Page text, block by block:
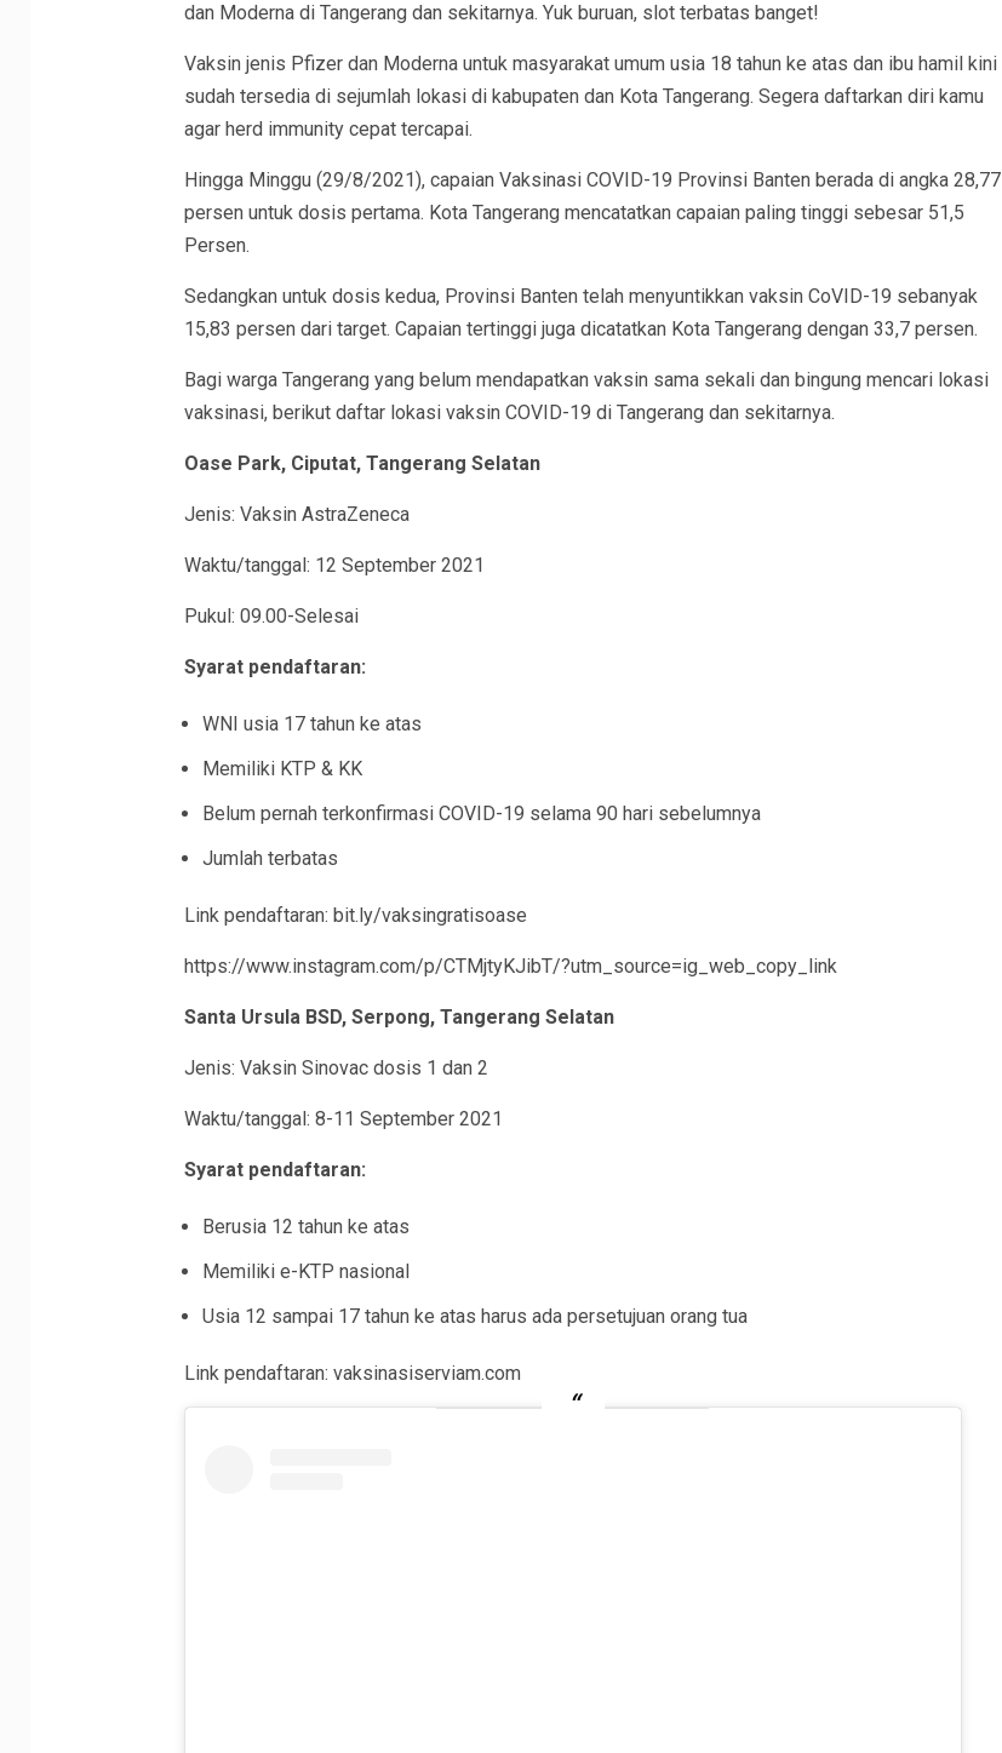
dan Moderna di Tangerang dan sekitarnya. Yuk buruan, slot terbatas banget!
Vaksin jenis Pfizer dan Moderna untuk masyarakat umum usia 18 tahun ke atas dan ibu hamil kini
sudah tersedia di sejumlah lokasi di kabupaten dan Kota Tangerang. Segera daftarkan diri kamu
agar herd immunity cepat tercapai.
Hingga Minggu (29/8/2021), capaian Vaksinasi COVID-19 Provinsi Banten berada di angka 28,77
persen untuk dosis pertama. Kota Tangerang mencatatkan capaian paling tinggi sebesar 51,5
Persen.
Sedangkan untuk dosis kedua, Provinsi Banten telah menyuntikkan vaksin CoVID-19 sebanyak
15,83 persen dari target. Capaian tertinggi juga dicatatkan Kota Tangerang dengan 33,7 persen.
Bagi warga Tangerang yang belum mendapatkan vaksin sama sekali dan bingung mencari lokasi
vaksinasi, berikut daftar lokasi vaksin COVID-19 di Tangerang dan sekitarnya.
Oase Park, Ciputat, Tangerang Selatan
Jenis: Vaksin AstraZeneca
Waktu/tanggal: 12 September 2021
Pukul: 09.00-Selesai
Syarat pendaftaran:
WNI usia 17 tahun ke atas
Memiliki KTP & KK
Belum pernah terkonfirmasi COVID-19 selama 90 hari sebelumnya
Jumlah terbatas
Link pendaftaran: bit.ly/vaksingratisoase
https://www.instagram.com/p/CTMjtyKJibT/?utm_source=ig_web_copy_link
Santa Ursula BSD, Serpong, Tangerang Selatan
Jenis: Vaksin Sinovac dosis 1 dan 2
Waktu/tanggal: 8-11 September 2021
Syarat pendaftaran:
Berusia 12 tahun ke atas
Memiliki e-KTP nasional
Usia 12 sampai 17 tahun ke atas harus ada persetujuan orang tua
Link pendaftaran: vaksinasiserviam.com